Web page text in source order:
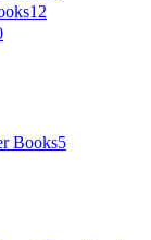
12
Books5